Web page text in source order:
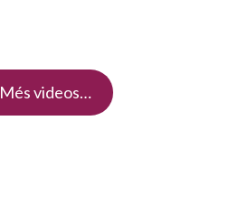
Més videos…